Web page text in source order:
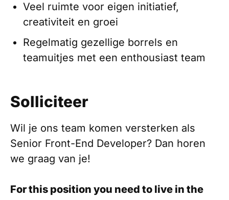
Veel ruimte voor eigen initiatief,
creativiteit en groei
Regelmatig gezellige borrels en
teamuitjes met een enthousiast team
Solliciteer
Wil je ons team komen versterken als
Senior Front-End Developer? Dan horen
we graag van je!
For this position you need to live in the